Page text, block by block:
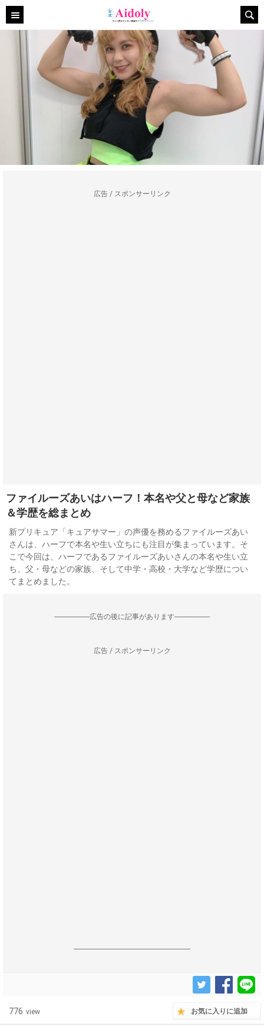
広告 / スポンサーリンク
ファイルーズあいはハーフ！本名や父と母など家族
＆学歴を総まとめ
新プリキュア「キュアサマー」の声優を務めるファイルーズあい
さんは、ハーフで本名や生い立ちにも注目が集まっています。そ
こで今回は、ハーフであるファイルーズあいさんの本名や生い立
ち、父・母などの家族、そして中学・高校・大学など学歴につい
てまとめました。
--------------------広告の後に記事があります--------------------
広告 / スポンサーリンク
------------------------------------------------------------------
776 view お気に入りに追加